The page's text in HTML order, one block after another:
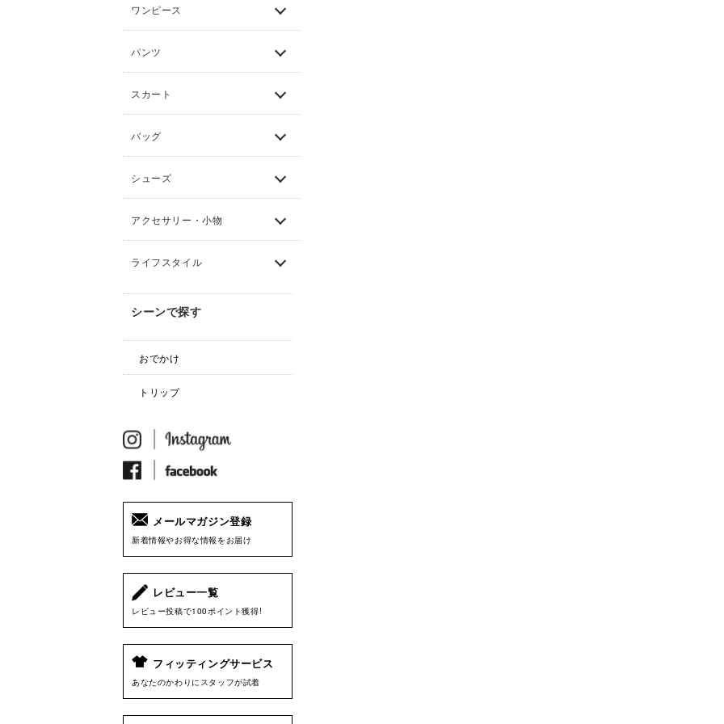
ワンピース
パンツ
スカート
バッグ
シューズ
アクセサリー・小物
ライフスタイル
シーンで探す
おでかけ
トリップ
メールマガジン登録
新着情報やお得な情報をお届け
レビュー一覧
レビュー投稿で100ポイント獲得!
フィッティングサービス
あなたのかわりにスタッフが試着